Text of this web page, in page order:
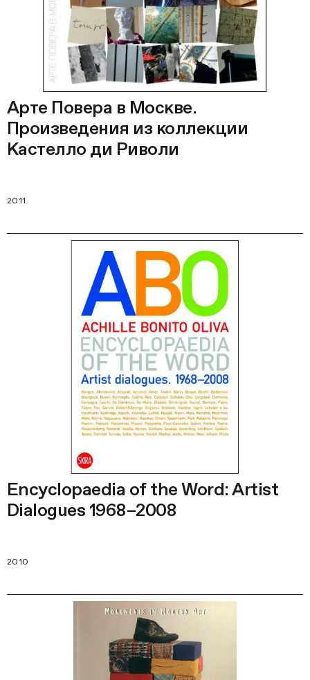
Арте Повера в Москве.
Произведения из коллекции
Кастелло ди Риволи
2011
Encyclopaedia of the Word: Artist
Dialogues 1968–2008
2010